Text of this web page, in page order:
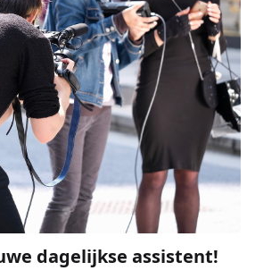
dagelijkse assistent!